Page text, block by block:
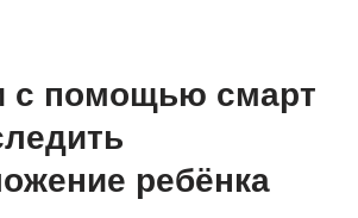
с помощью смарт
ребёнка